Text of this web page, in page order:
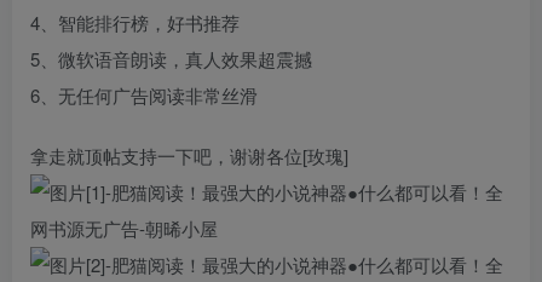
4、智能排行榜，好书推荐
5、微软语音朗读，真人效果超震撼
6、无任何广告阅读非常丝滑
拿走就顶帖支持一下吧，谢谢各位[玫瑰]